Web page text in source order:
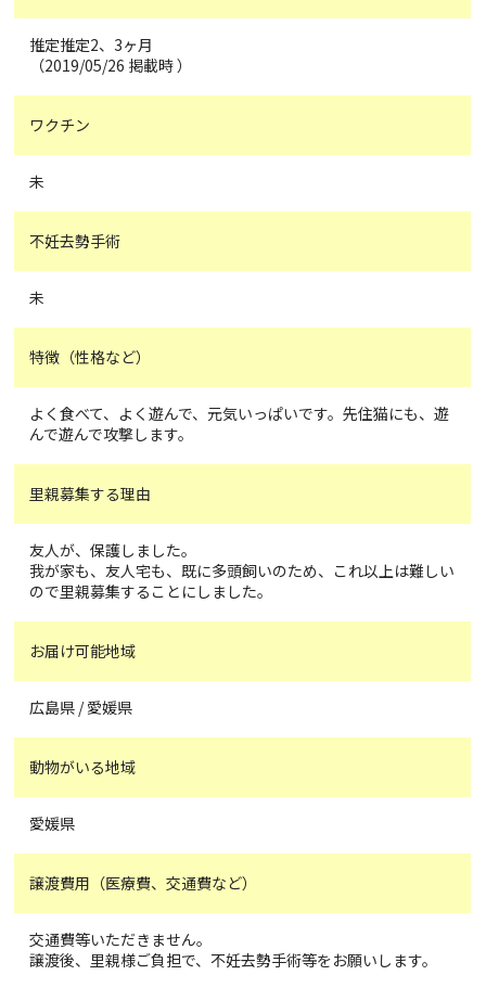
推定推定2、3ヶ月
（2019/05/26 掲載時 ）
ワクチン
未
不妊去勢手術
未
特徴（性格など）
よく食べて、よく遊んで、元気いっぱいです。先住猫にも、遊
んで遊んで攻撃します。
里親募集する理由
友人が、保護しました。
我が家も、友人宅も、既に多頭飼いのため、これ以上は難しい
ので里親募集することにしました。
お届け可能地域
広島県 / 愛媛県
動物がいる地域
愛媛県
譲渡費用（医療費、交通費など）
交通費等いただきません。
譲渡後、里親様ご負担で、不妊去勢手術等をお願いします。